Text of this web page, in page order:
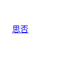
思否